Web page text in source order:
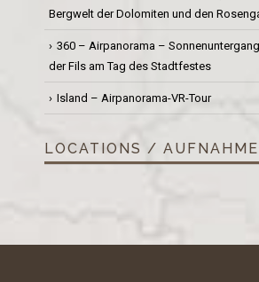
Bergwelt der Dolomiten und den
360 – Airpanorama –
der Fils am Tag des Stadtfestes
Island – Airpanorama-VR-Tour
LOCATIONS /